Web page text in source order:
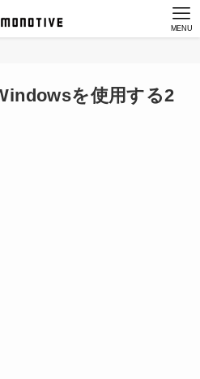
MENU
を使用する2